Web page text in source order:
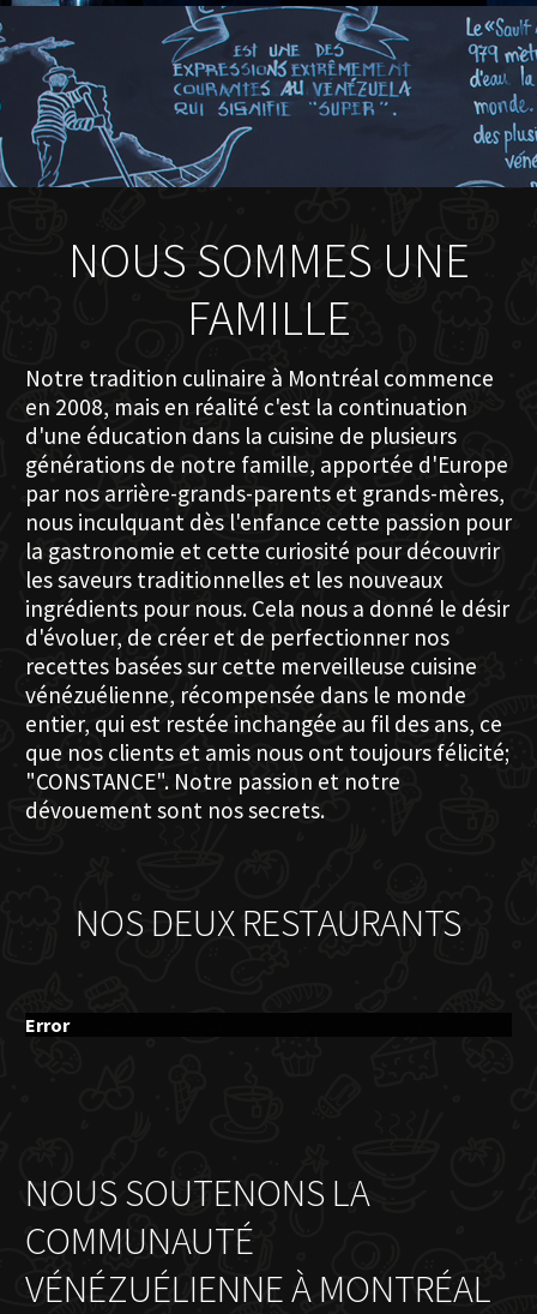
NOUS SOMMES UNE
FAMILLE
Notre tradition culinaire à Montréal commence
en 2008, mais en réalité c'est la continuation
d'une éducation dans la cuisine de plusieurs
générations de notre famille, apportée d'Europe
par nos arrière-grands-parents et grands-mères,
nous inculquant dès l'enfance cette passion pour
la gastronomie et cette curiosité pour découvrir
les saveurs traditionnelles et les nouveaux
ingrédients pour nous. Cela nous a donné le désir
d'évoluer, de créer et de perfectionner nos
recettes basées sur cette merveilleuse cuisine
vénézuélienne, récompensée dans le monde
entier, qui est restée inchangée au fil des ans, ce
que nos clients et amis nous ont toujours félicité;
"CONSTANCE". Notre passion et notre
dévouement sont nos secrets.
NOS DEUX RESTAURANTS
Error
NOUS SOUTENONS LA
COMMUNAUTÉ
VÉNÉZUÉLIENNE À MONTRÉAL